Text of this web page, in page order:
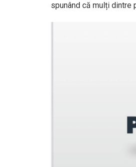
spunând că mulți